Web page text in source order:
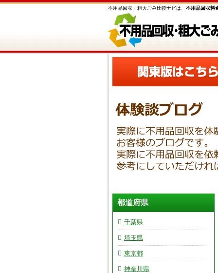
不用品回収・粗大ごみ比較ナビは、 不用品回収料
都道府県
千葉県
埼玉県
東京都
神奈川県